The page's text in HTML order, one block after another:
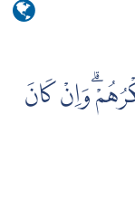
وَاِنْ كَانَ